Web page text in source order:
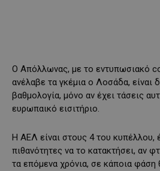
Ο Απόλλωνας, με το εντυπωσιακό
ανέλαβε τα γκέμια ο Λοσάδα, είναι
βαθμολογία, μόνο αν έχει τάσεις
ευρωπαικό εισιτήριο.
Η ΑΕΛ είναι στους 4 του κυπέλλου,
πιθανότητες να το κατακτήσει, αν
τα επόμενα χρόνια, σε κάποια φάση